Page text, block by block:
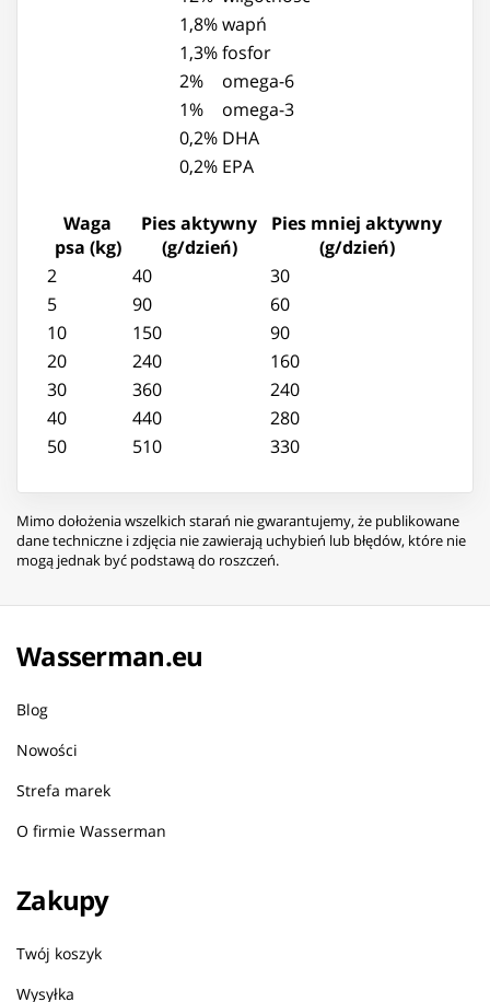
1,8%wapń
1,3%fosfor
2%
omega-6
1%
omega-3
0,2% DHA
0,2% EPA
Waga
psa (kg)
Pies aktywny
(g/dzień)
Pies mniej aktywny
(g/dzień)
2
40
30
5
90
60
10
150
90
20
240
160
30
360
240
40
440
280
50
510 330
Mimo dołożenia wszelkich starań nie gwarantujemy, że publikowane
dane techniczne i zdjęcia nie zawierają uchybień lub błędów, które nie
mogą jednak być podstawą do roszczeń.
Wasserman.eu
Blog
Nowości
Strefa marek
O firmie Wasserman
Zakupy
Twój koszyk
Wysyłka